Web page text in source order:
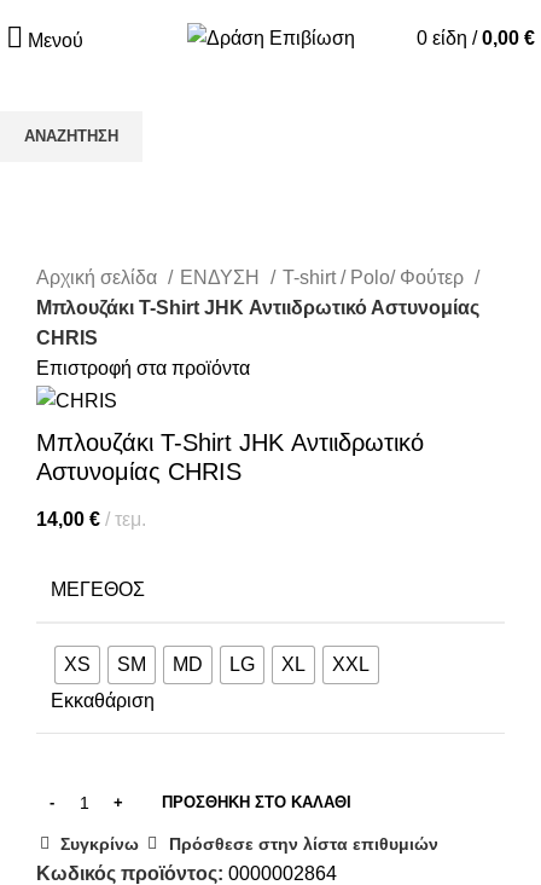
Μενού 0 είδη / 0,00 €
Αρχική σελίδα
ΕΝΔΥΣΗ
T-shirt / Polo/ Φούτερ
Μπλουζάκι T-Shirt JHK Αντιιδρωτικό Αστυνομίας
CHRIS
Επιστροφή στα προϊόντα
Μπλουζάκι T-Shirt JHK Αντιιδρωτικό
Αστυνομίας CHRIS
14,00 € τεμ.
ΜΈΓΕΘΟΣ
XS SM MD LG XL
XXL
Εκκαθάριση
ΠΡΟΣΘΉΚΗ ΣΤΟ ΚΑΛΆΘΙ
Συγκρίνω Πρόσθεσε στην λίστα επιθυμιών
Κωδικός προϊόντος: 0000002864
ΑΝΑΖΉΤΗΣΗ